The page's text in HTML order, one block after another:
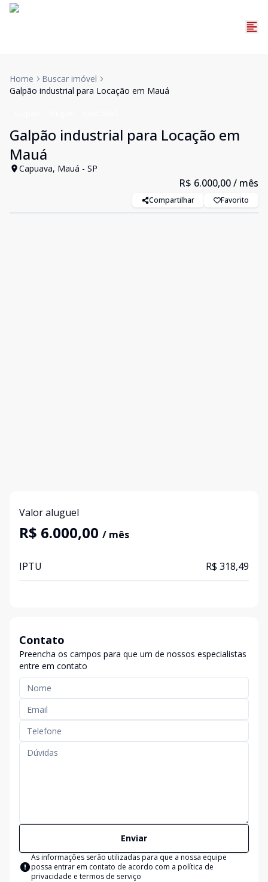
Home
Buscar imóvel
Galpão industrial para Locação em Mauá
Galpão industrial para Locação em
Mauá
Capuava, Mauá - SP
R$ 6.000,00/ mês
Compartilhar Favorito
Valor aluguel
R$ 6.000,00 / mês
IPTU R$ 318,49
Contato
Preencha os campos para que um de nossos especialistas
entre em contato
Enviar
As informações serão utilizadas para que a nossa equipe
possa entrar em contato de acordo com a política de
privacidade e termos de serviço